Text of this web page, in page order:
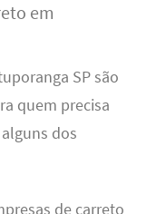
em
SP são
quem precisa
dos
de carreto